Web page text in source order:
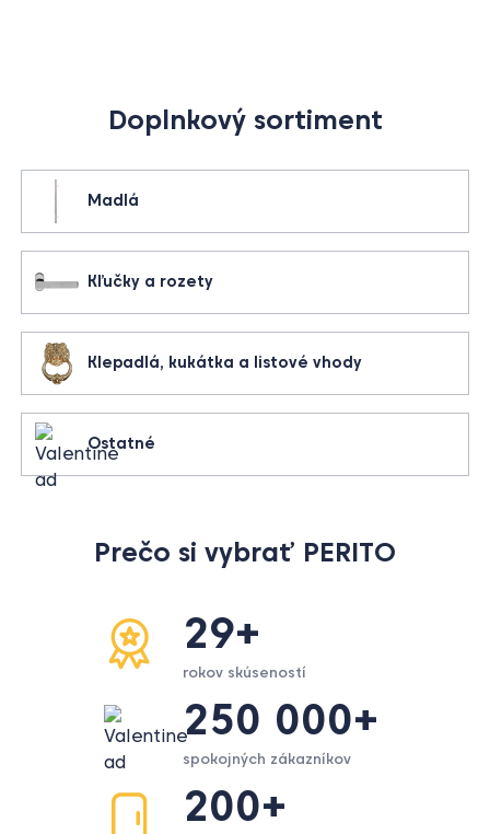
Doplnkový sortiment
Madlá
Kľučky a rozety
Klepadlá, kukátka a listové vhody
Ostatné
Prečo si vybrať PERITO
29+
rokov skúseností
250 000+
spokojných zákazníkov
200+